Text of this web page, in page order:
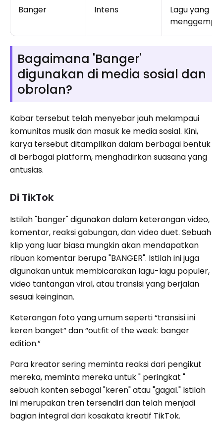
Banger Intens
Lagu yang
Bagaimana 'Banger'
digunakan di media sosial dan
obrolan?
Kabar tersebut telah menyebar jauh melampaui
komunitas musik dan masuk ke media sosial. Kini,
karya tersebut ditampilkan dalam berbagai bentuk
di berbagai platform, menghadirkan suasana yang
antusias.
Di TikTok
Istilah "banger" digunakan dalam keterangan video,
komentar, reaksi gabungan, dan video duet. Sebuah
klip yang luar biasa mungkin akan mendapatkan
ribuan komentar berupa "BANGER". Istilah ini juga
digunakan untuk membicarakan lagu-lagu populer,
video tantangan viral, atau transisi yang berjalan
sesuai keinginan.
Keterangan foto yang umum seperti “transisi ini
keren banget” dan “outfit of the week: banger
edition.”
Para kreator sering meminta reaksi dari pengikut
mereka, meminta mereka untuk " peringkat "
sebuah konten sebagai "keren" atau "gagal." Istilah
ini merupakan tren tersendiri dan telah menjadi
bagian integral dari kosakata kreatif TikTok.